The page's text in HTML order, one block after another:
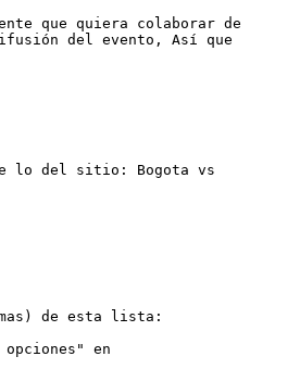
que quiera colaborar de
del evento, Así que
lo del sitio: Bogota vs
de esta lista:
en